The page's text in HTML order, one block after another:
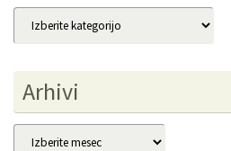
Kategorije
Arhivi
Arhivi